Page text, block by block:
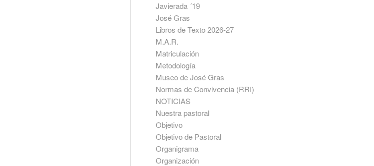
Javierada ´19
José Gras
Libros de Texto 2026-27
M.A.R.
Matriculación
Metodología
Museo de José Gras
Normas de Convivencia (RRI)
NOTICIAS
Nuestra pastoral
Objetivo
Objetivo de Pastoral
Organigrama
Organización